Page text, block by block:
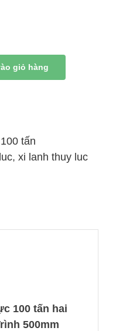
giỏ hàng
tấn
, xi lanh thuy luc
100 tấn hai
500mm